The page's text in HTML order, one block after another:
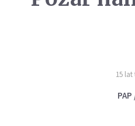
15 lat